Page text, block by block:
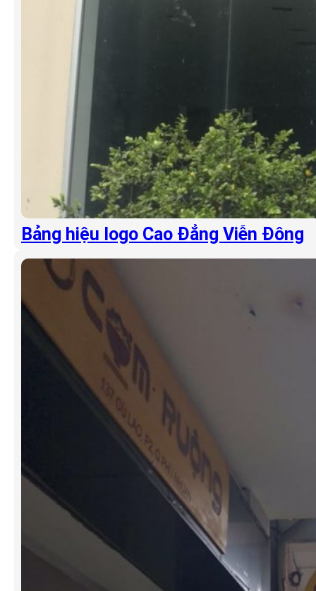
Bảng hiệu logo Cao Đẳng Viễn Đông